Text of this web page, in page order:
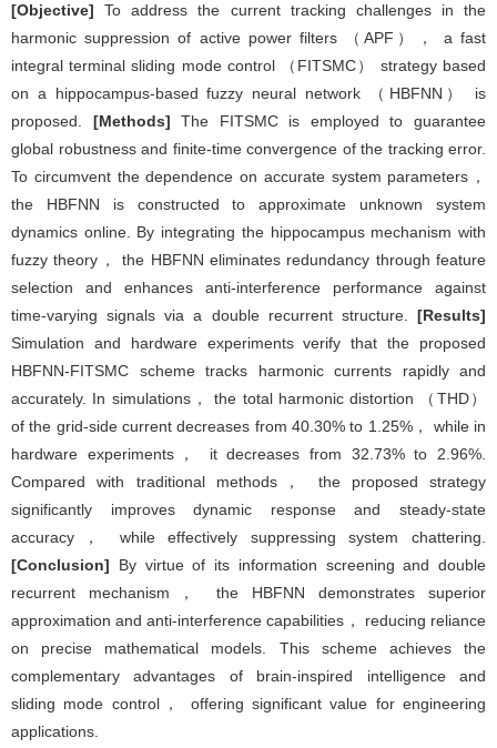
[Objective] To address the current tracking challenges in the
harmonic suppression of active power filters （APF）， a fast
integral terminal sliding mode control （FITSMC） strategy based
on a hippocampus-based fuzzy neural network （HBFNN） is
proposed. [Methods] The FITSMC is employed to guarantee
global robustness and finite-time convergence of the tracking error.
To circumvent the dependence on accurate system parameters，
the HBFNN is constructed to approximate unknown system
dynamics online. By integrating the hippocampus mechanism with
fuzzy theory， the HBFNN eliminates redundancy through feature
selection and enhances anti-interference performance against
time-varying signals via a double recurrent structure. [Results]
Simulation and hardware experiments verify that the proposed
HBFNN-FITSMC scheme tracks harmonic currents rapidly and
accurately. In simulations， the total harmonic distortion （THD）
of the grid-side current decreases from 40.30% to 1.25%， while in
hardware experiments， it decreases from 32.73% to 2.96%.
Compared with traditional methods， the proposed strategy
significantly improves dynamic response and steady-state
accuracy， while effectively suppressing system chattering.
[Conclusion] By virtue of its information screening and double
recurrent mechanism， the HBFNN demonstrates superior
approximation and anti-interference capabilities， reducing reliance
on precise mathematical models. This scheme achieves the
complementary advantages of brain-inspired intelligence and
sliding mode control， offering significant value for engineering
applications.